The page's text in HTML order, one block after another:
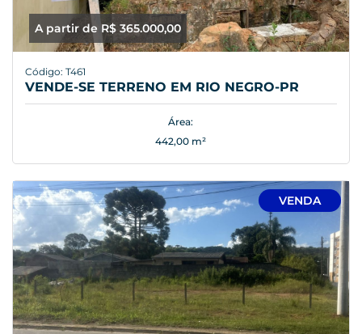
A partir de R$ 365.000,00
Código: T461
VENDE-SE TERRENO EM RIO NEGRO-PR
Área:
442,00 m²
VENDA